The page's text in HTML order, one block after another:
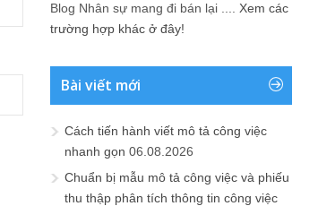
Blog Nhân sự mang đi bán lại .... Xem các
trường hợp khác ở đây!
Bài viết mới
Cách tiến hành viết mô tả công việc
nhanh gọn 06.08.2026
Chuẩn bị mẫu mô tả công việc và phiếu
thu thập phân tích thông tin công việc